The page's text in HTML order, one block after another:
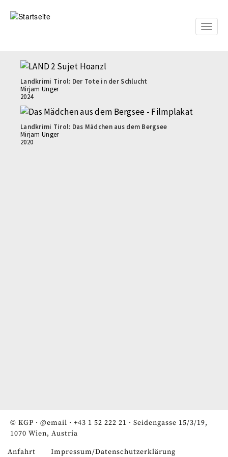
zum
Toggle
Landkrimi Tirol: Der Tote in der Schlucht
Mirjam Unger
2024
Landkrimi Tirol: Das Mädchen aus dem Bergsee
Mirjam Unger
2020
© KGP · @email · +43 1 52 222 21 · Seidengasse 15/3/19,
1070 Wien, Austria
Anfahrt Impressum/Datenschutzerklärung